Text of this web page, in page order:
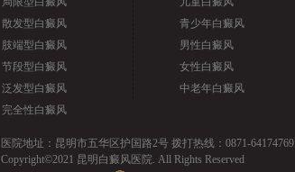
散发型白癜风
肢端型白癜风
节段型白癜风
泛发型白癜风
完全性白癜风
青少年白癜风
男性白癜风
女性白癜风
中老年白癜风
医院地址：昆明市五华区护国路2号 拨打热线：0871-64174769
Copyright©2021 昆明白癜风医院. All Rights Reserved